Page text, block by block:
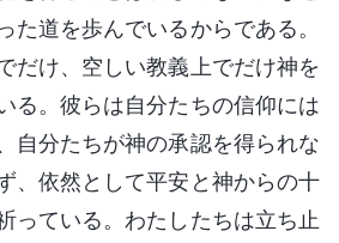
た道を歩んでいるからである。
だけ、空しい教義上でだけ神を
る。彼らは自分たちの信仰には
自分たちが神の承認を得られな
、依然として平安と神からの十
っている。わたしたちは立ち止